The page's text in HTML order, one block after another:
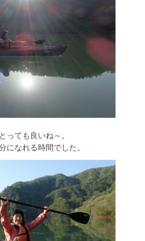
っても良いね～。
になれる時間でした。